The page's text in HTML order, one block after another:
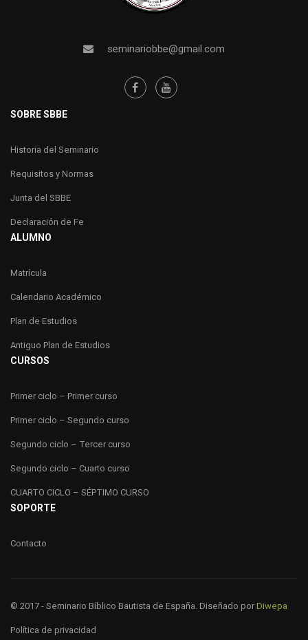
seminariobbe@gmail.com
SOBRE SBBE
Historia del Seminario
Requisitos y Normas
Junta del SBBE
Declaración de Fe
ALUMNO
Matrícula
Calendario Académico
Plan de Estudios
Antiguo Plan de Estudios
CURSOS
Primer ciclo – Primer curso
Primer ciclo – Segundo curso
Segundo ciclo – Tercer curso
Segundo ciclo – Cuarto curso
CUARTO CICLO – SÉPTIMO CURSO
SOPORTE
Contacto
© 2017 - Seminario Bíblico Bautista de España. Diseñado por Diwepa
Política de privacidad